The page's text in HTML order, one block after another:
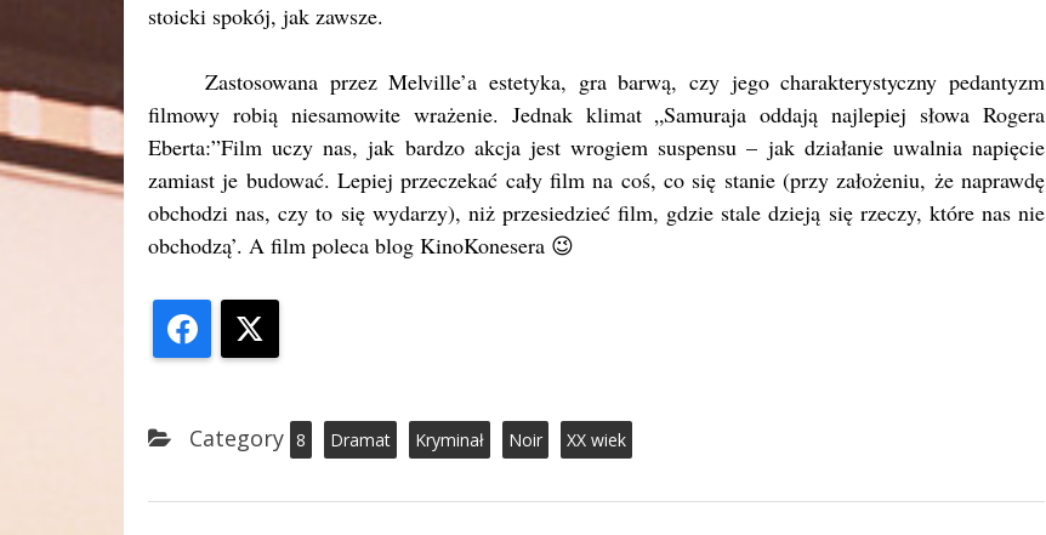
stoicki spokój, jak zawsze.
Zastosowana przez Melville’a estetyka, gra barwą, czy jego charakterystyczny pedantyzm
filmowy robią niesamowite wrażenie. Jednak klimat „Samuraja oddają najlepiej słowa Rogera
Eberta:”Film uczy nas, jak bardzo akcja jest wrogiem suspensu – jak działanie uwalnia napięcie
zamiast je budować. Lepiej przeczekać cały film na coś, co się stanie (przy założeniu, że naprawdę
obchodzi nas, czy to się wydarzy), niż przesiedzieć film, gdzie stale dzieją się rzeczy, które nas nie
obchodzą’. A film poleca blog KinoKonesera 😉
Facebook
Category 8 Dramat Kryminał Noir XX wiek